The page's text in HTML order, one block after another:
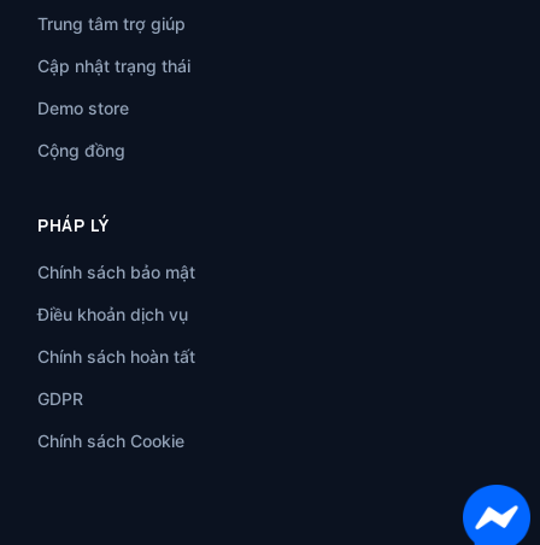
Trung tâm trợ giúp
Cập nhật trạng thái
Demo store
Cộng đồng
PHÁP LÝ
Chính sách bảo mật
Điều khoản dịch vụ
Chính sách hoàn tất
GDPR
Chính sách Cookie